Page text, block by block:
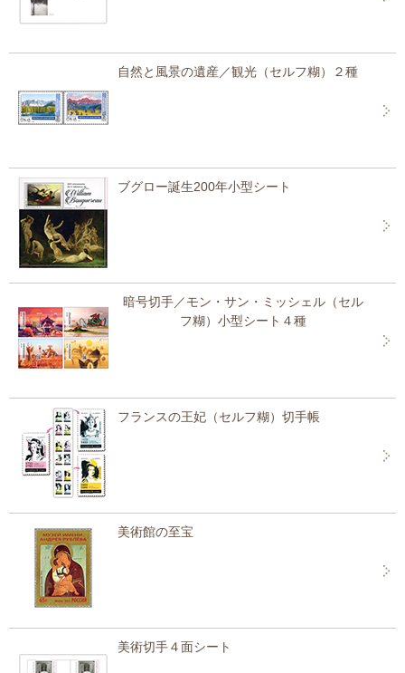
自然と風景の遺産／観光（セルフ糊）２種
ブグロー誕生200年小型シート
暗号切手／モン・サン・ミッシェル（セル
フ糊）小型シート４種
フランスの王妃（セルフ糊）切手帳
美術館の至宝
美術切手４面シート